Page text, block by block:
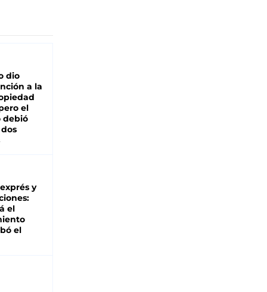
dio
a la
el
debió
y
el
el